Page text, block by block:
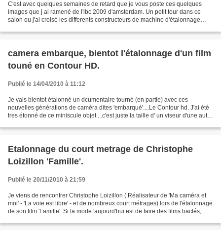
C'est avec quelques semaines de retard que je vous poste ces quelques
images que j ai ramené de l'ibc 2009 d'amsterdam. Un petit tour dans ce
salon ou j'ai croisé les differents constructeurs de machine d'étalonnage
camera embarque, bientot l'étalonnage d'un film
touné en Contour HD.
Publié le 14/04/2010 à 11:12
Je vais bientot étalonné un dcumentaire tourné (en partie) avec ces
nouvelles générations de caméra dites 'embarqué'....Le Contour hd. J'ai été
tres étonné de ce miniscule objet....c'est juste la taille d' un viseur d'une autre
Etalonnage du court metrage de Christophe
Loizillon 'Famille'.
Publié le 20/11/2010 à 21:59
Je viens de rencontrer Christophe Loizillon ( Réalisateur de 'Ma caméra et
moi' - 'La voie est libre' - et de nombreux court métrages) lors de l'étalonnage
de son film 'Famille'. Si la mode 'aujourd'hui est de faire des films baclés,